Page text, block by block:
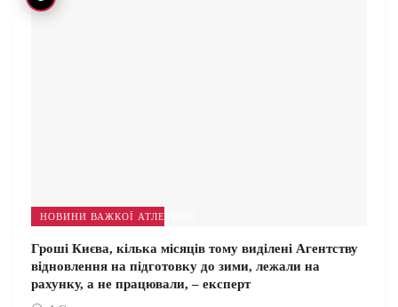
НОВИНИ ВАЖКОЇ АТЛЕТИКИ
Гроші Києва, кілька місяців тому виділені Агентству
відновлення на підготовку до зими, лежали на
рахунку, а не працювали, – експерт